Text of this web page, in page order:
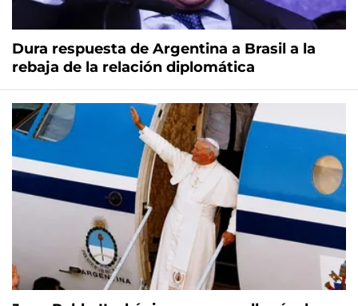
Dura respuesta de Argentina a Brasil a la
rebaja de la relación diplomática